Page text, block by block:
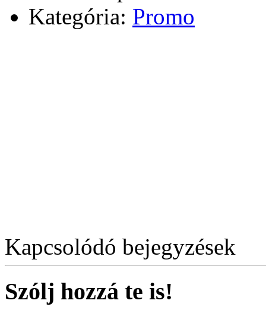
Kategória: Promo
Kapcsolódó bejegyzések
Szólj hozzá te is!